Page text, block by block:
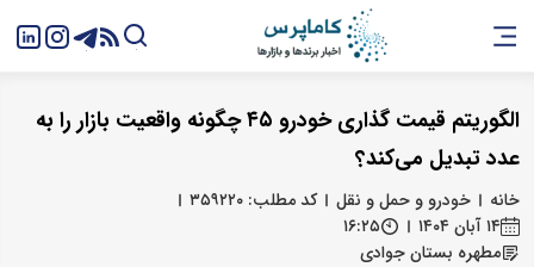
الگوریتم قیمت‌ گذاری خودرو ۴۵ چگونه واقعیت بازار را به
عدد تبدیل می‌کند؟
خانه خودرو و حمل و نقل
کد مطلب: ۳۵۹۲۲۰
۱۴ آبان ۱۴۰۴
۱۶:۲۵
مطهره بستان‌ جوادی